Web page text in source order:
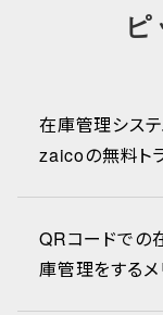
在庫管理システ
zaicoの無料ト
QRコードでの
庫管理をするメ